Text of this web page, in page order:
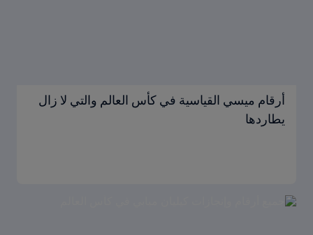
أرقام ميسي القياسية في كأس العالم والتي لا زال
يطاردها